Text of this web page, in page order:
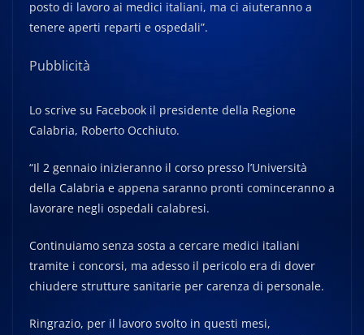
posto di lavoro ai medici italiani, ma ci aiuteranno a
tenere aperti reparti e ospedali”.
Pubblicità
Lo scrive su Facebook il presidente della Regione
Calabria, Roberto Occhiuto.
“Il 2 gennaio inizieranno il corso presso l’Università
della Calabria e appena saranno pronti cominceranno a
lavorare negli ospedali calabresi.
Continuiamo senza sosta a cercare medici italiani
tramite i concorsi, ma adesso il pericolo era di dover
chiudere strutture sanitarie per carenza di personale.
Ringrazio, per il lavoro svolto in questi mesi,